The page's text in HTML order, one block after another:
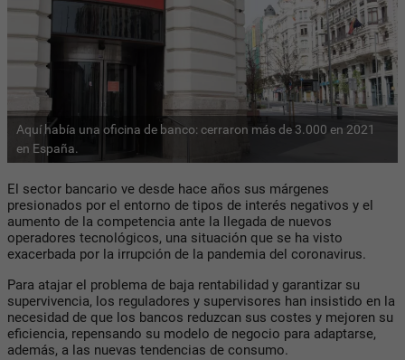
Aquí había una oficina de banco: cerraron más de 3.000 en 2021
en España.
El sector bancario ve desde hace años sus márgenes
presionados por el entorno de tipos de interés negativos y el
aumento de la competencia ante la llegada de nuevos
operadores tecnológicos, una situación que se ha visto
exacerbada por la irrupción de la pandemia del coronavirus.
Para atajar el problema de baja rentabilidad y garantizar su
supervivencia, los reguladores y supervisores han insistido en la
necesidad de que los bancos reduzcan sus costes y mejoren su
eficiencia, repensando su modelo de negocio para adaptarse,
además, a las nuevas tendencias de consumo.